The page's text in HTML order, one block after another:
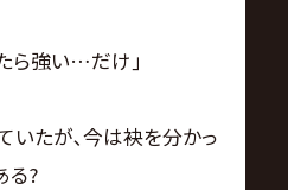
ら強い…だけ｣
いたが､今は袂を分かっ
る?